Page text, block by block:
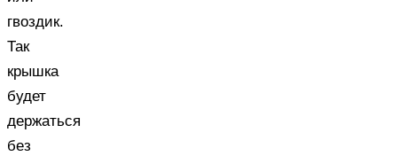
гвоздик.
Так
крышка
будет
держаться
без